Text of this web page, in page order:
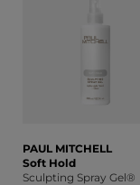
PAUL MITCHELL
Soft Hold
Sculpting Spray Gel®